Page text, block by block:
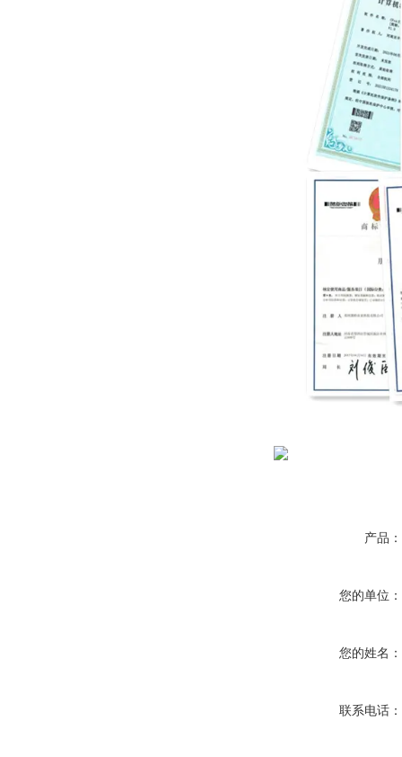
产品：
您的单位：
您的姓名：
联系电话：